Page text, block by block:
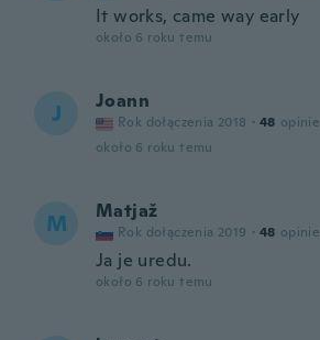
It works, came way early
około 6 roku temu
J Joann
Rok dołączenia 2018 · 48 opinie
około 6 roku temu
M Matjaž
Rok dołączenia 2019 · 48 opinie
Ja je uredu.
około 6 roku temu